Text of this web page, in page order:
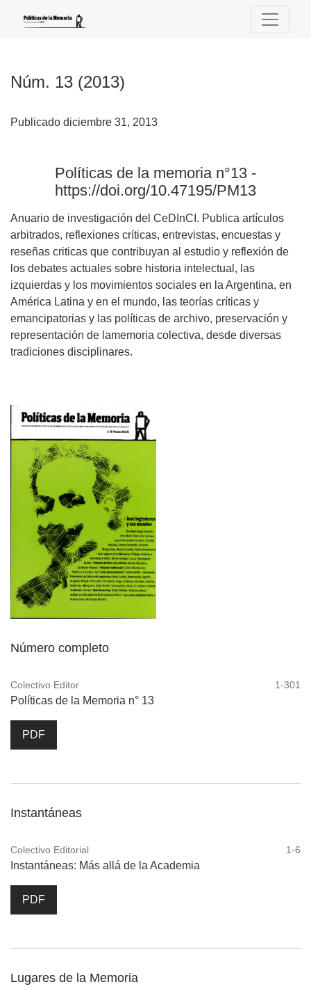
Núm. 13 (2013): Políticas de la memoria n°13 - https://
Núm. 13 (2013)
Publicado diciembre 31, 2013
Políticas de la memoria n°13 -
https://doi.org/10.47195/PM13
Anuario de investigación del CeDInCI. Publica artículos
arbitrados, reflexiones críticas, entrevistas, encuestas y
reseñas criticas que contribuyan al estudio y reflexión de
los debates actuales sobre historia intelectual, las
izquierdas y los movimientos sociales en la Argentina, en
América Latina y en el mundo, las teorías críticas y
emancipatorias y las políticas de archivo, preservación y
representación de lamemoria colectiva, desde diversas
tradiciones disciplinares.
Número completo
Colectivo Editor 1-301
Políticas de la Memoria n° 13
PDF
Instantáneas
Colectivo Editorial 1-6
Instantáneas: Más allá de la Academia
PDF
Lugares de la Memoria